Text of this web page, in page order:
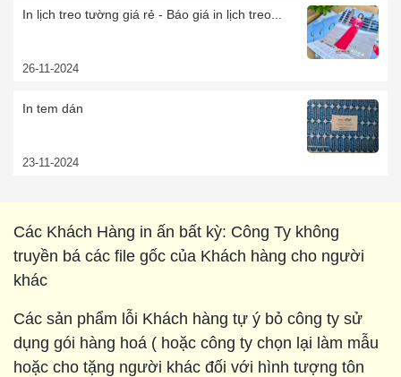
In lịch treo tường giá rẻ - Báo giá in lịch treo...
26-11-2024
In tem dán
23-11-2024
Các Khách Hàng in ấn bất kỳ: Công Ty không
truyền bá các file gốc của Khách hàng cho người
khác
Các sản phẩm lỗi Khách hàng tự ý bỏ công ty sử
dụng gói hàng hoá ( hoặc công ty chọn lại làm mẫu
hoặc cho tặng người khác đối với hình tượng tôn